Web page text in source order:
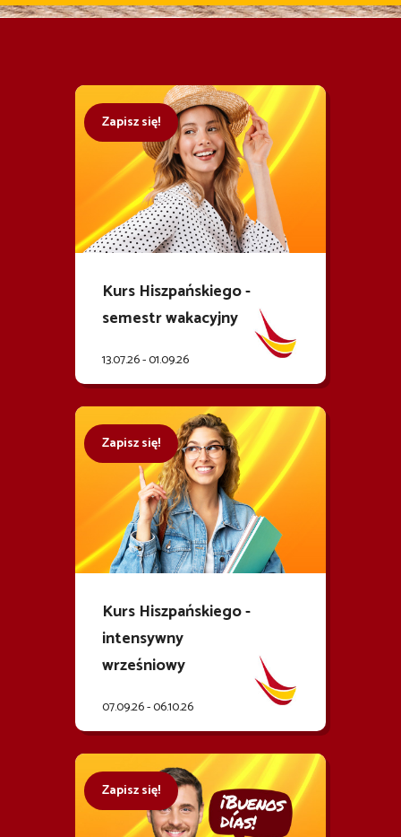
Zapisz się!
Kurs Hiszpańskiego -
semestr wakacyjny
13.07.26 - 01.09.26
Zapisz się!
Kurs Hiszpańskiego -
intensywny
wrześniowy
07.09.26 - 06.10.26
Zapisz się!